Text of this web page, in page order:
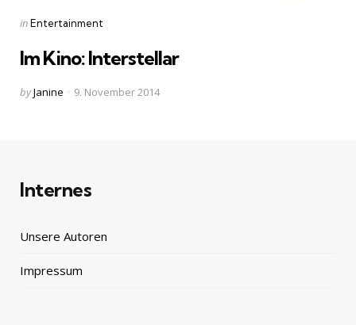
Categories
Posted
inEntertainment
Im Kino: Interstellar
Posted
byJanine 9. November 2014
Internes
Unsere Autoren
Impressum